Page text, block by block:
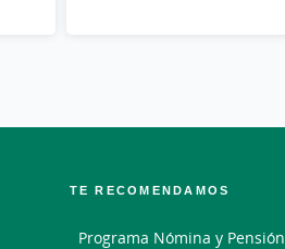
TE RECOMENDAMOS
Programa Nómina y Pensión